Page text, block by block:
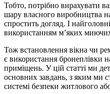
Тобто, потрібно вирахувати
шару власного виробництва
спростить догляд. І
використанням м’яких миючих
Тож встановлення вікна чи
є використання бронеплівки
приміщень. У цій статті ми
основних завдань, з яким ми
системі безпеки житлового